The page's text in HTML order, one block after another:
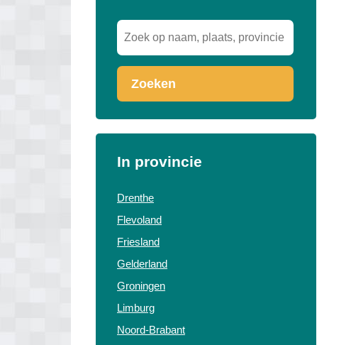
Zoeken
In provincie
Drenthe
Flevoland
Friesland
Gelderland
Groningen
Limburg
Noord-Brabant